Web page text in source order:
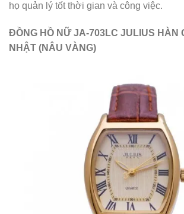
họ quản lý tốt thời gian và công việc.
ĐỒNG HỒ NỮ JA-703LC JULIUS HÀN
NHẬT (NÂU VÀNG)